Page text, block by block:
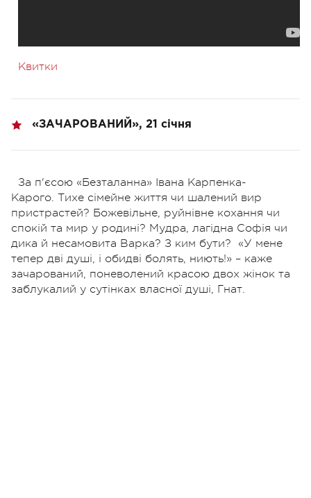
Квитки
«ЗАЧАРОВАНИЙ», 21 січня
За п'єсою «Безталанна» Івана Карпенка-
Карого. Тихе сімейне життя чи шалений вир
пристрастей? Божевільне, руйнівне кохання чи
спокій та мир у родині? Мудра, лагідна Софія чи
дика й несамовита Варка? З ким бути? «У мене
тепер дві душі, і обидві болять, ниють!» – каже
зачарований, поневолений красою двох жінок та
заблукалий у сутінках власної душі, Гнат.